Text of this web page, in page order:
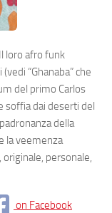
loro afro funk
“Ghanaba” che
del primo Carlos
soffia dai deserti del
della
la veemenza
personale,
on Facebook